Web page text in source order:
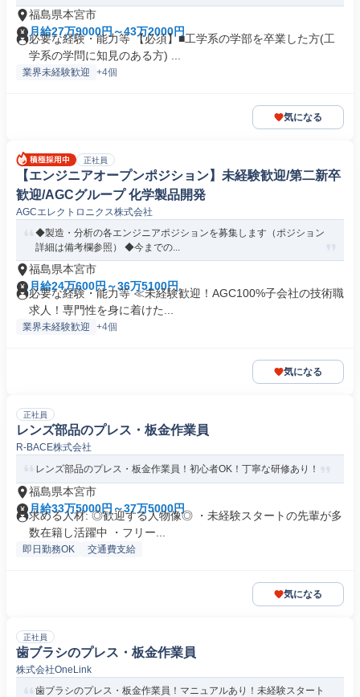
福島県本宮市
月給27万9000円～43万2000円
必要な経験・能力等 【必須】■工学系の学部を卒業した方(工
学系の学問に知見のある方) ...
業界未経験歓迎 +4個
気になる
正社員
【エンジニアオープンポジション】未経験歓迎/第二新卒
歓迎/AGCグループ 化学製品開発
AGCエレクトロニクス株式会社
◆製造・分析の各エンジニアポジションを募集します（ポジション
詳細は備考欄参照） ◆今までの...
福島県本宮市
月給24万600円～36万5100円
必要な経験・能力等 ≪未経験歓迎！AGC100%子会社の技術職
求人！専門性を身に着けた...
業界未経験歓迎 +4個
気になる
正社員
レンズ部品のプレス・板金作業員
R-BACE株式会社
レンズ部品のプレス・板金作業員！初心者OK！丁寧な研修あり！
福島県本宮市
月給33万5000円～37万5000円
求める人材: ◎歓迎する人物像◎ ・未経験スタートの先輩が多
数在籍し活躍中 ・フリー...
即日勤務OK 交通費支給
気になる
正社員
歯ブラシのプレス・板金作業員
株式会社OneLink
歯ブラシのプレス・板金作業員！マニュアルあり！未経験スタート